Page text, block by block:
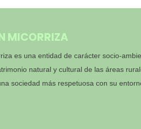
MICORRIZA
es una entidad de carácter socio-
natural y cultural de las áreas
sociedad más respetuosa con su